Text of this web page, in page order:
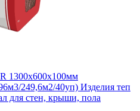
1300х600х100мм
249,6м2/40уп) Изделия теп
для стен, крыши, пола